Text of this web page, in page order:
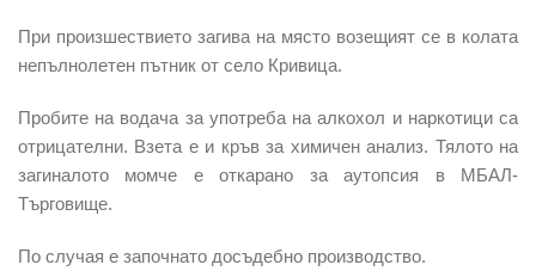
При произшествието загива на място возещият се в колата
непълнолетен пътник от село Кривица.
Пробите на водача за употреба на алкохол и наркотици са
отрицателни. Взета е и кръв за химичен анализ. Тялото на
загиналото момче е откарано за аутопсия в МБАЛ-
Търговище.
По случая е започнато досъдебно производство.